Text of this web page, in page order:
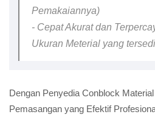
Pemakaiannya)
- Cepat Akurat dan
Ukuran Meterial yang
Dengan Penyedia Conblock
Pemasangan yang Efektif